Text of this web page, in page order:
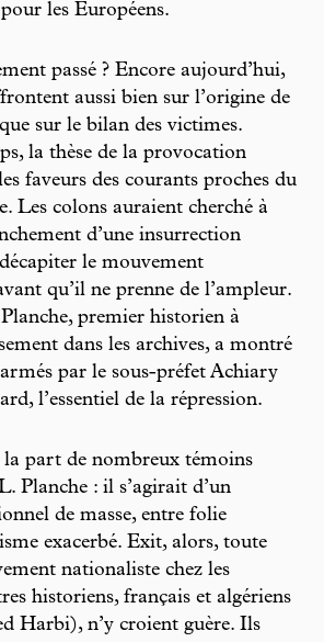
les Européens.
passé ? Encore aujourd’hui,
aussi bien sur l’origine de
sur le bilan des victimes.
la thèse de la provocation
faveurs des courants proches du
Les colons auraient cherché à
d’une insurrection
le mouvement
qu’il ne prenne de l’ampleur.
premier historien à
dans les archives, a montré
par le sous-préfet Achiary
l’essentiel de la répression.
part de nombreux témoins
Planche : il s’agirait d’un
de masse, entre folie
exacerbé. Exit, alors, toute
nationaliste chez les
historiens, français et algériens
Harbi), n’y croient guère. Ils